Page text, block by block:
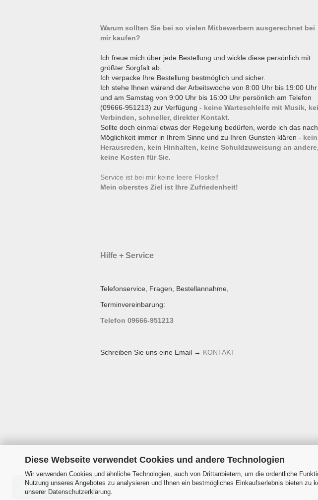
Diese Webseite verwendet Cookies und andere Technologien
Wir verwenden Cookies und ähnliche Technologien, auch von Drittanbietern, um die ordentliche
Nutzung unseres Angebotes zu analysieren und Ihnen ein bestmögliches Einkaufserlebnis bieten zu
unserer Datenschutzerklärung.
Warum sollten Sie bei so vielen Mitbewerbern ausgerechnet bei
mir kaufen?
Ich freue mich über jede Bestellung und wickle diese persönlich mit
größter Sorgfalt ab.
Ich verpacke Ihre Bestellung bestmöglich und sicher.
Ich stehe Ihnen wärend der Arbeitswoche von 8:00 Uhr bis 19:00 Uhr
und am Samstag von 9:00 Uhr bis 16:00 Uhr persönlich am Telefon
(09666-951213) zur Verfügung - keine Warteschleife mit Musik,
Verbinden, schneller, direkter Kontakt.
Sollte doch einmal etwas der Regelung bedürfen, werde ich das nach
Möglichkeit immer in Ihrem Sinne und zu Ihren Gunsten klären - kein
Herausreden, kein Hinhalten, keine Schuldzuweisung an andere,
keine Kosten für Sie.
Service ist bei mir keine leere Floskel!
Mein oberstes Ziel ist Ihre Zufriedenheit!
Hilfe + Service
Telefonservice, Fragen, Bestellannahme,
Terminvereinbarung:
Telefon 09666-951213
Schreiben Sie uns eine Email → KONTAKT
Onlineshop
Vertrag widerrufen